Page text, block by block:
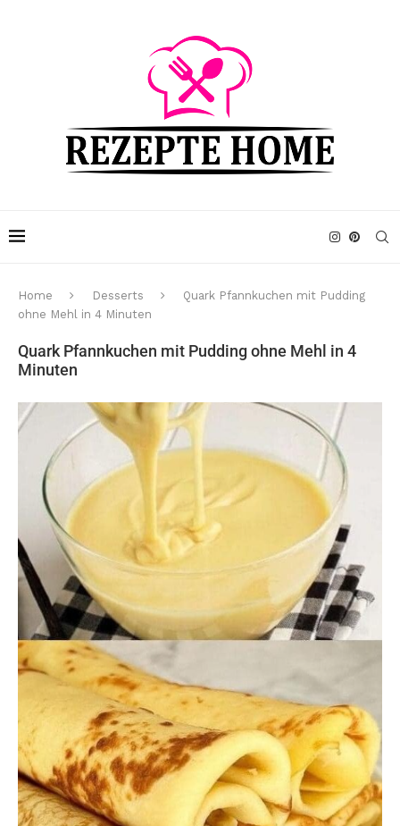
Home Desserts
Quark Pfannkuchen mit Pudding
ohne Mehl in 4 Minuten
Quark Pfannkuchen mit Pudding ohne Mehl in 4
Minuten